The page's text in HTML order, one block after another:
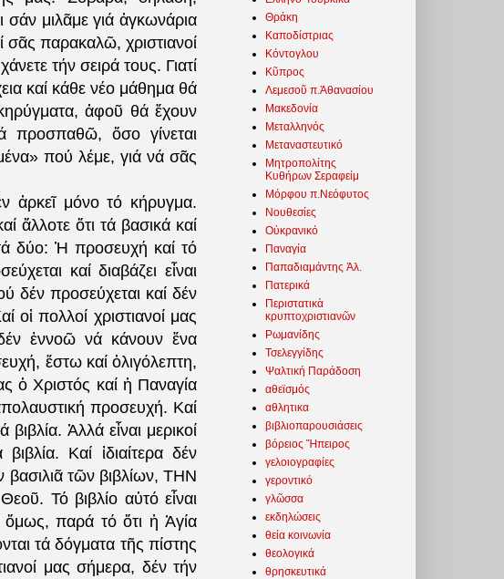
σάν μιλᾶμε γιά ἀγκωνάρια
σᾶς παρακαλῶ, χριστιανοί
τήν σειρά τους. Γιατί
καί κάθε νέο μάθημα θά
ἀφοῦ θά ἔχουν
προσπαθῶ, ὅσο γίνεται
πού λέμε, γιά νά σᾶς
ἀρκεῖ μόνο τό κήρυγμα.
ἄλλοτε ὅτι τά βασικά καί
δύο: Ἡ προσευχή καί τό
καί διαβάζει εἶναι
δέν προσεύχεται καί δέν
οἱ πολλοί χριστιανοί μας
ἐννοῶ νά κάνουν ἕνα
ἔστω καί ὀλιγόλεπτη,
ὁ Χριστός καί ἡ Παναγία
προσευχή. Καί
Ἀλλά εἶναι μερικοί
Καί ἰδιαίτερα δέν
τῶν βιβλίων, ΤΗΝ
Τό βιβλίο αὐτό εἶναι
παρά τό ὅτι ἡ Ἁγία
τά δόγματα τῆς πίστης
μας σήμερα, δέν τήν
Θράκη
Καποδίστριας
Κόντογλου
Κῦπρος
Λεμεσοῦ π.Ἀθανασίου
Μακεδονία
Μεταλληνός
Μεταναστευτικό
Μητροπολίτης
Κυθήρων Σεραφείμ
Μόρφου π.Νεόφυτος
Νουθεσίες
Οὐκρανικό
Παναγία
Παπαδιαμάντης Ἀλ.
Πατερικά
Περιστατικὰ
κρυπτοχριστιανῶν
Ρωμανίδης
Τσελεγγίδης
Ψαλτική Παράδοση
αθεϊσμός
αθλητικα
βιβλιοπαρουσιάσεις
βόρειος Ἤπειρος
γελοιογραφίες
γεροντικό
γλῶσσα
εκδηλώσεις
θεία κοινωνία
θεολογικά
θρησκευτικά